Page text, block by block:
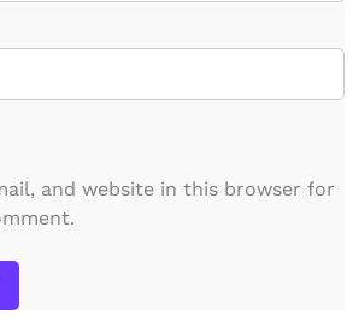
and website in this browser for